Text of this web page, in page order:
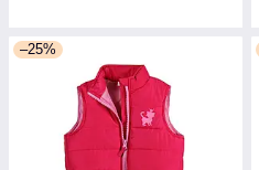
–25%